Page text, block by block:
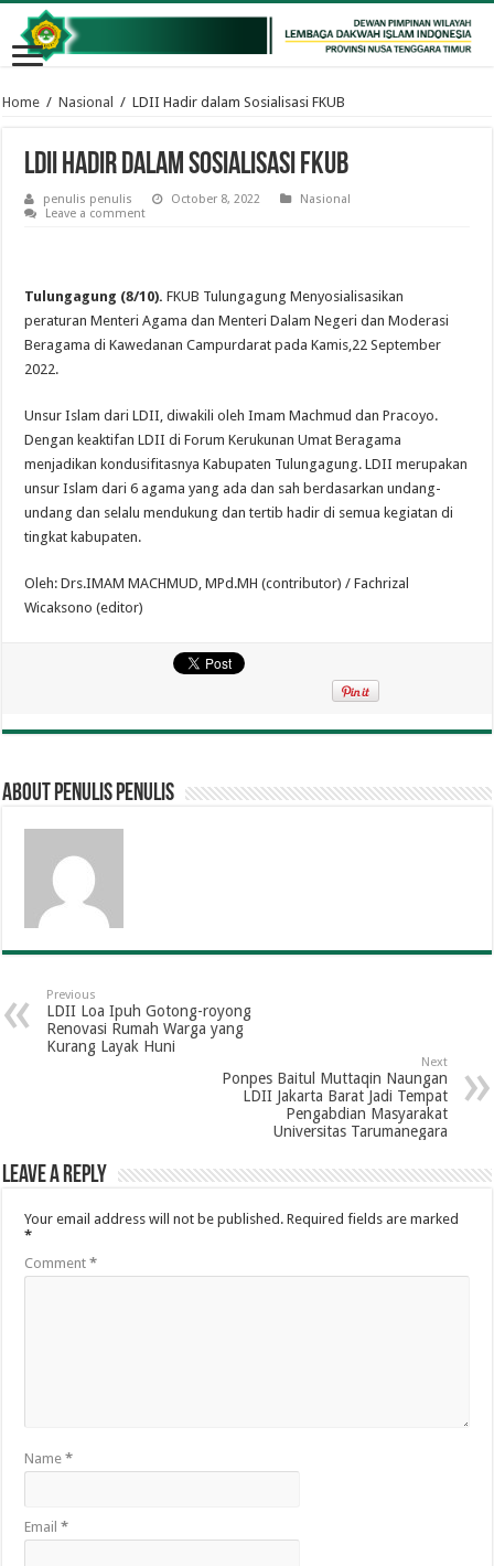
Home / Nasional / LDII Hadir dalam Sosialisasi FKUB
LDII Hadir dalam Sosialisasi FKUB
penulis penulis October 8, 2022
Nasional
Leave a comment
Tulungagung (8/10). FKUB Tulungagung Menyosialisasikan
peraturan Menteri Agama dan Menteri Dalam Negeri dan Moderasi
Beragama di Kawedanan Campurdarat pada Kamis,22 September
2022.
Unsur Islam dari LDII, diwakili oleh Imam Machmud dan Pracoyo.
Dengan keaktifan LDII di Forum Kerukunan Umat Beragama
menjadikan kondusifitasnya Kabupaten Tulungagung. LDII merupakan
unsur Islam dari 6 agama yang ada dan sah berdasarkan undang-
undang dan selalu mendukung dan tertib hadir di semua kegiatan di
tingkat kabupaten.
Oleh: Drs.IMAM MACHMUD, MPd.MH (contributor) / Fachrizal
Wicaksono (editor)
About penulis penulis
Previous
LDII Loa Ipuh Gotong-royong
Renovasi Rumah Warga yang
Kurang Layak Huni
Next
Ponpes Baitul Muttaqin Naungan
LDII Jakarta Barat Jadi Tempat
Pengabdian Masyarakat
Universitas Tarumanegara
Leave a Reply
Your email address will not be published. Required fields are marked
*
Comment*
Name*
Email*